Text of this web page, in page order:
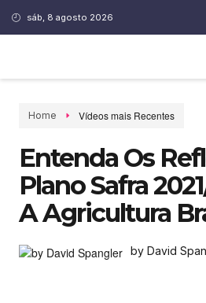
sáb, 8 agosto 2026
Home Vídeos mais Recentes
Entenda Os
Plano Safra
A Agricultura
by David